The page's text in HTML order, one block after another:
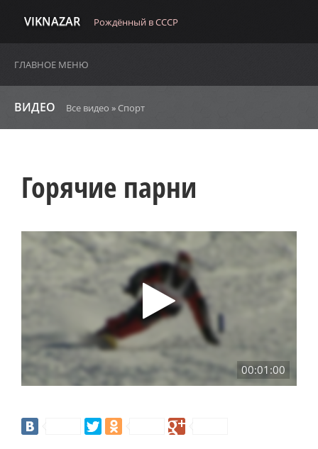
VIKNAZAR Рождённый в СССР
ГЛАВНОЕ МЕНЮ
ВИДЕО Все видео » Спорт
Горячие парни
00:01:00